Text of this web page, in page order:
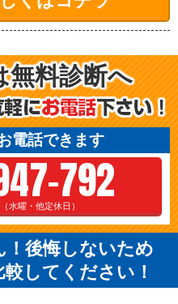
無料診断へ
電話できます
792
水曜・他定休日）
後悔しないため
してください！